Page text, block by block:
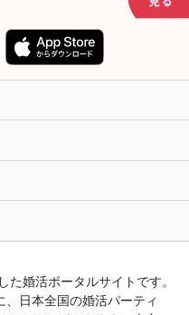
婚活ポータルサイトです。
日本全国の婚活パーティ